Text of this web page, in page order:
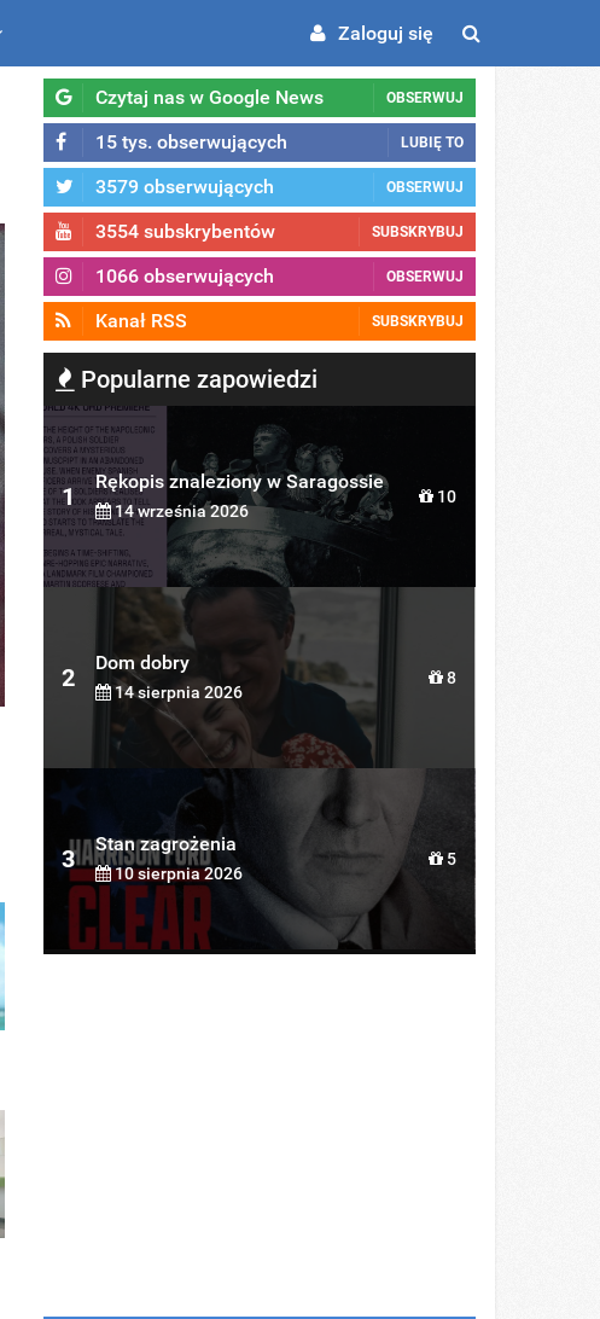
Zaloguj się
Czytaj nas w Google News OBSERWUJ
15 tys. obserwujących LUBIĘ TO
3579 obserwujących OBSERWUJ
3554 subskrybentów SUBSKRYBUJ
1066 obserwujących OBSERWUJ
Kanał RSS SUBSKRYBUJ
Popularne zapowiedzi
1
Rękopis znaleziony w Saragossie
14 września 2026
10
2
Dom dobry
14 sierpnia 2026
8
3
Stan zagrożenia
10 sierpnia 2026
5